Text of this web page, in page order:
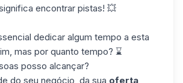
encontrar pistas! 💥
dedicar algum tempo a esta
mas por quanto tempo? ⌛
posso alcançar?
do seu negócio, da sua oferta